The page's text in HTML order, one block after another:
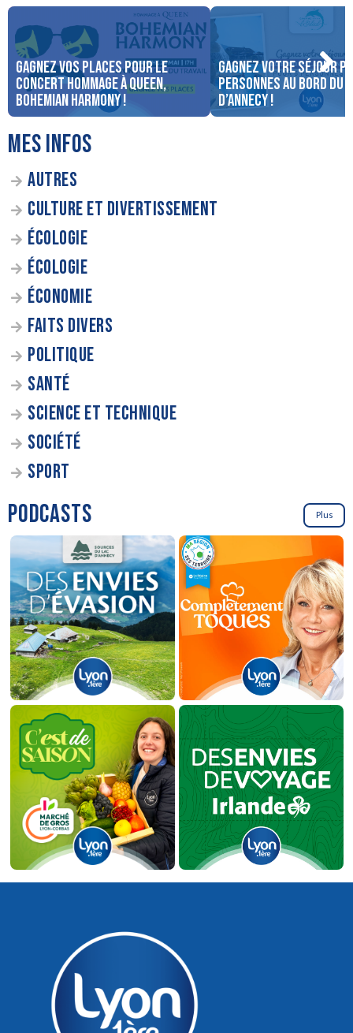
Gagnez vos places pour le
concert Hommage à Queen,
Bohemian Harmony !
Gagnez votre séjour
personnes au bord du
d’Annecy !
MES INFOS
AUTRES
CULTURE ET DIVERTISSEMENT
ÉCOLOGIE
ÉCOLOGIE
ÉCONOMIE
FAITS DIVERS
POLITIQUE
SANTÉ
SCIENCE ET TECHNIQUE
SOCIÉTÉ
SPORT
PODCASTS Plus